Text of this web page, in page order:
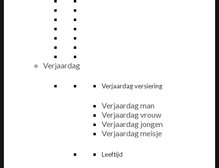
Verjaardag
Verjaardag versiering
Verjaardag man
Verjaardag vrouw
Verjaardag jongen
Verjaardag meisje
Leeftijd